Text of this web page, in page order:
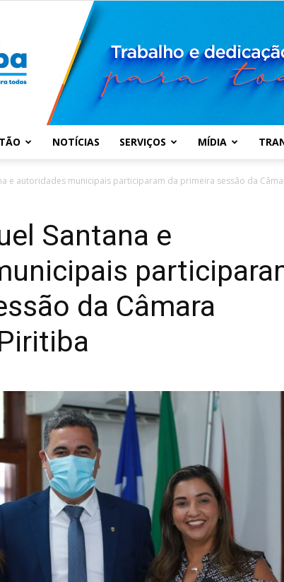
Municipal
Piritiba
NOTÍCIAS SERVIÇOS MÍDIA
e autoridades municipais participaram da primeira sessão da
Santana e
da Câmara